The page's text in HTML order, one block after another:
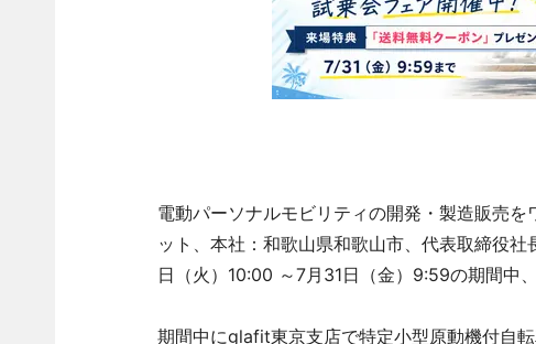
電動パーソナルモビリティの開発・製造販売
ット、本社：和歌山県和歌山市、代表取締役
日（火）10:00 ～7月31日（金）9:59の期間中
期間中にglafit東京支店で特定小型原動機付自